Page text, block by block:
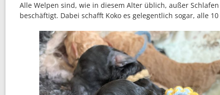
Alle Welpen sind, wie in diesem Alter üblich, außer
beschäftigt. Dabei schafft Koko es gelegentlich sogar, alle